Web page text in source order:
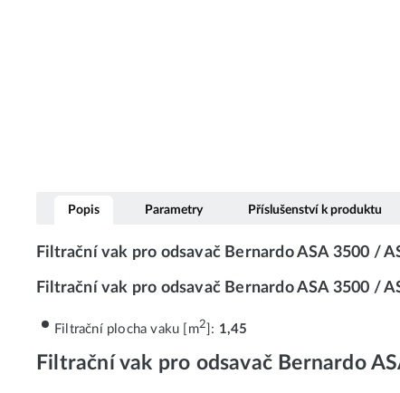
Popis Parametry Příslušenství k produktu
Filtrační vak pro odsavač Bernardo ASA 3500 /
Filtrační vak pro odsavač Bernardo ASA 3500 /
Filtrační plocha vaku [m2 ]: 1,45
Filtrační vak pro odsavač Bernardo